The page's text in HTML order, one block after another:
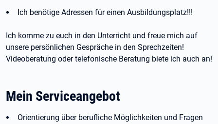
Ich benötige Adressen für einen Ausbildungsplatz!!!
Ich komme zu euch in den Unterricht und freue mich auf
unsere persönlichen Gespräche in den Sprechzeiten!
Videoberatung oder telefonische Beratung biete ich auch an!
Mein Serviceangebot
Orientierung über berufliche Möglichkeiten und Fragen